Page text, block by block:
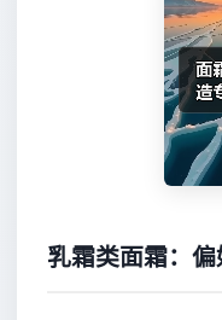
乳霜类面霜：